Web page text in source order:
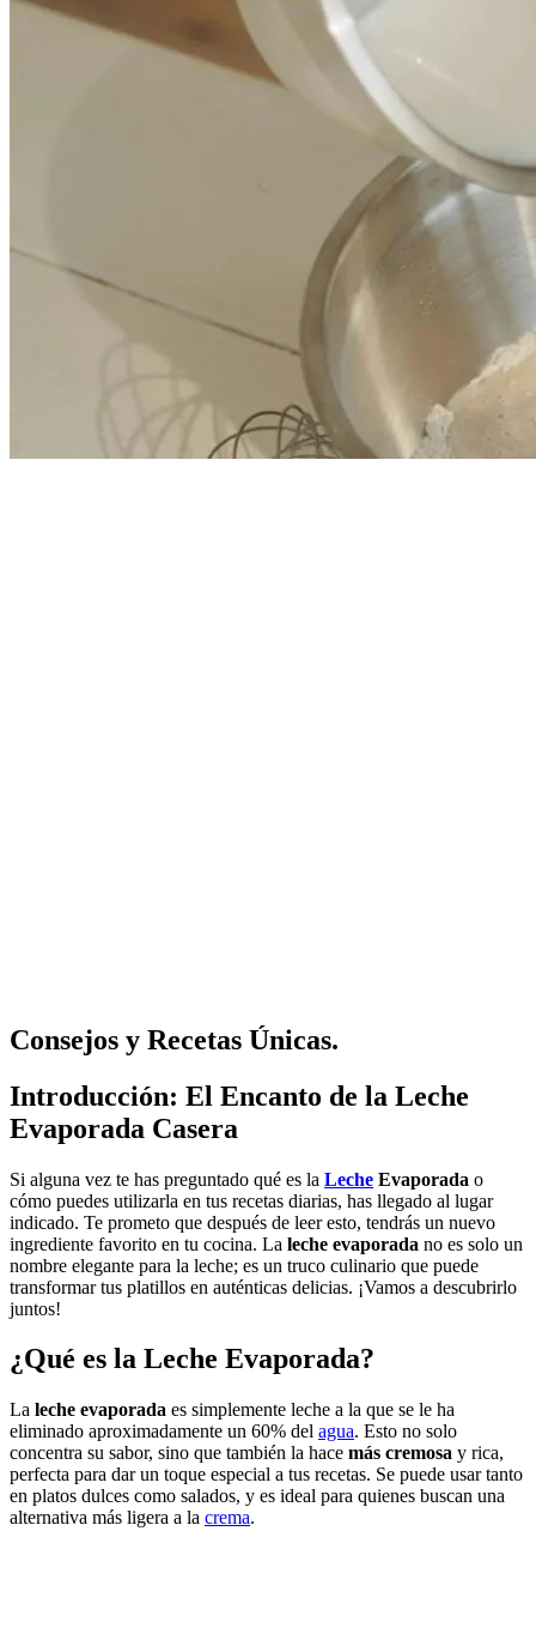
Consejos y Recetas Únicas.
Introducción: El Encanto de la Leche
Evaporada Casera
Si alguna vez te has preguntado qué es la Leche Evaporada o
cómo puedes utilizarla en tus recetas diarias, has llegado al lugar
indicado. Te prometo que después de leer esto, tendrás un nuevo
ingrediente favorito en tu cocina. La leche evaporada no es solo un
nombre elegante para la leche; es un truco culinario que puede
transformar tus platillos en auténticas delicias. ¡Vamos a descubrirlo
juntos!
¿Qué es la Leche Evaporada?
La leche evaporada es simplemente leche a la que se le ha
eliminado aproximadamente un 60% del agua. Esto no solo
concentra su sabor, sino que también la hace más cremosa y rica,
perfecta para dar un toque especial a tus recetas. Se puede usar tanto
en platos dulces como salados, y es ideal para quienes buscan una
alternativa más ligera a la crema.